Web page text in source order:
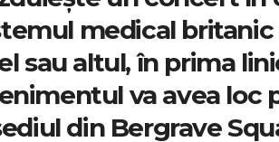
medical britanic
sau altul, în prima
va avea loc
din Bergrave